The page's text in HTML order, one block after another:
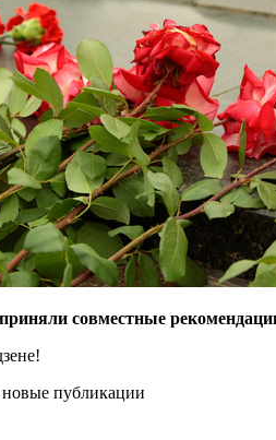
совместные
публикации